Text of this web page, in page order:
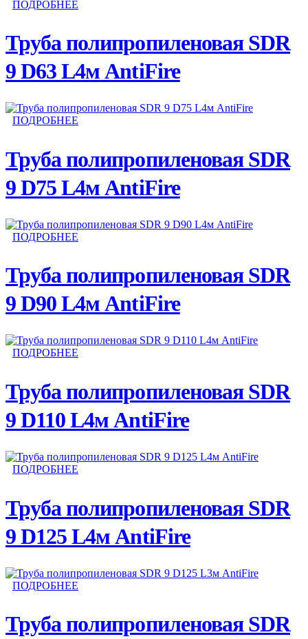
ПОДРОБНЕЕ
Труба полипропиленовая SDR
9 D63 L4м AntiFire
ПОДРОБНЕЕ
Труба полипропиленовая SDR
9 D75 L4м AntiFire
ПОДРОБНЕЕ
Труба полипропиленовая SDR
9 D90 L4м AntiFire
ПОДРОБНЕЕ
Труба полипропиленовая SDR
9 D110 L4м AntiFire
ПОДРОБНЕЕ
Труба полипропиленовая SDR
9 D125 L4м AntiFire
ПОДРОБНЕЕ
Труба полипропиленовая SDR